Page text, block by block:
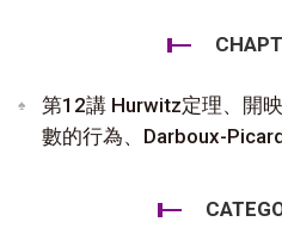
第12講 Hurwitz定理、開
數的行為、Darboux-